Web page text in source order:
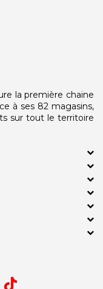
la première chaine
à ses 82 magasins,
sur tout le territoire